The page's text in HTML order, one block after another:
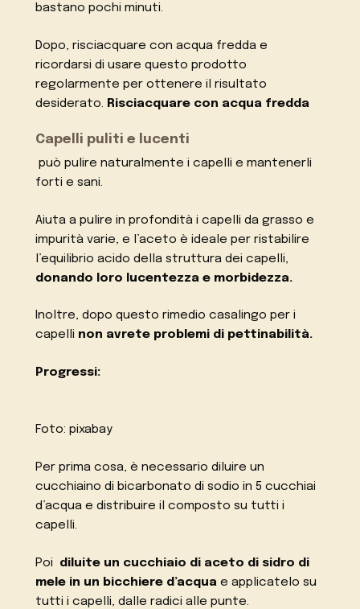
bastano pochi minuti.
Dopo, risciacquare con acqua fredda e
ricordarsi di usare questo prodotto
regolarmente per ottenere il risultato
desiderato. Risciacquare con acqua fredda
Capelli puliti e lucenti
può pulire naturalmente i capelli e mantenerli
forti e sani.
Aiuta a pulire in profondità i capelli da grasso e
impurità varie, e l’aceto è ideale per ristabilire
l’equilibrio acido della struttura dei capelli,
donando loro lucentezza e morbidezza.
Inoltre, dopo questo rimedio casalingo per i
capelli non avrete problemi di pettinabilità.
Progressi:
Foto: pixabay
Per prima cosa, è necessario diluire un
cucchiaino di bicarbonato di sodio in 5 cucchiai
d’acqua e distribuire il composto su tutti i
capelli.
Poi
diluite un cucchiaio di aceto di sidro di
mele in un bicchiere d’acqua e applicatelo su
tutti i capelli, dalle radici alle punte.